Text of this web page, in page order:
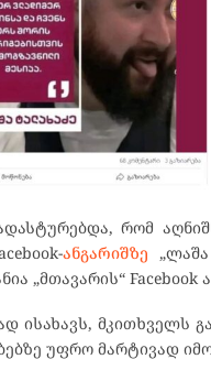
რომ
ანგარიშზე
„მთავარის“ Facebook
ისახავს, მკითხველს
უფრო მარტივად